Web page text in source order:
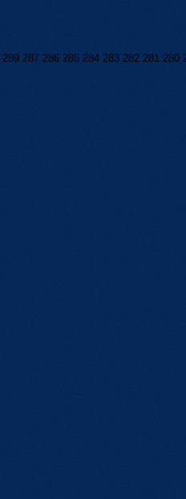
280
281
282
283
284
285
286
287
289